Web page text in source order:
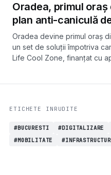
Oradea, primul oraș
plan anti-caniculă
Oradea devine primul oraș
un set de soluții împotriva
Life Cool Zone, finanțat cu
ETICHETE INRUDITE
#BUCURESTI #DIGITALIZARE
#MOBILITATE